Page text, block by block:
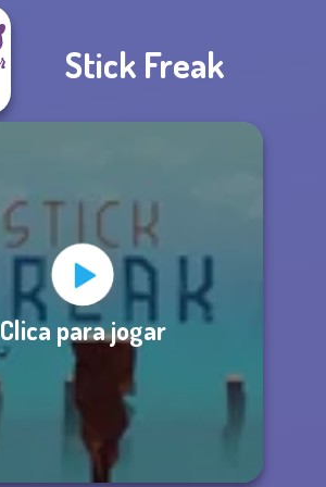
Stick Freak
Clica para jogar